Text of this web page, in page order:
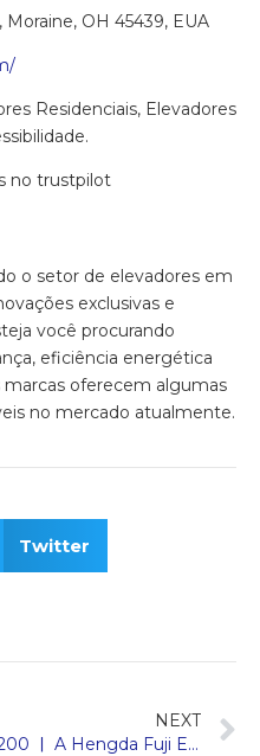
Moraine, OH 45439, EUA
Residenciais, Elevadores
no trustpilot
o setor de elevadores em
exclusivas e
você procurando
eficiência energética
oferecem algumas
no mercado atualmente.
Twitter
NEXT
200 ￜ A Hengda Fuji Elevator e a China Railway Construction Real Estate, uma empresa listada na Fortune 500, constroem em conjunto uma nova comunidade habitável em Urumqi.